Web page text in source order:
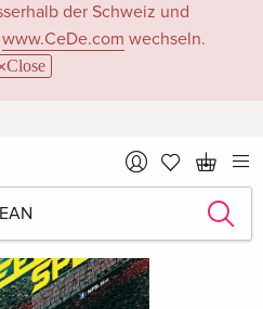
der Schweiz und
www.CeDe.com wechseln.
Close
›